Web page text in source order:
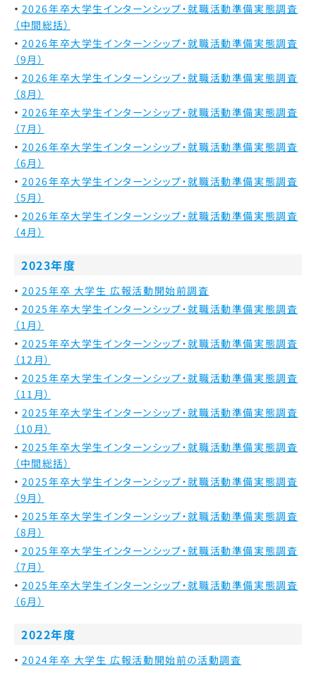
2026年卒大学生インターンシップ・就職活動準備実態調査
（中間総括）
2026年卒大学生インターンシップ・就職活動準備実態調査
（9月）
2026年卒大学生インターンシップ・就職活動準備実態調査
（8月）
2026年卒大学生インターンシップ・就職活動準備実態調査
（7月）
2026年卒大学生インターンシップ・就職活動準備実態調査
（6月）
2026年卒大学生インターンシップ・就職活動準備実態調査
（5月）
2026年卒大学生インターンシップ・就職活動準備実態調査
（4月）
2023年度
2025年卒 大学生 広報活動開始前調査
2025年卒大学生インターンシップ・就職活動準備実態調査
（1月）
2025年卒大学生インターンシップ・就職活動準備実態調査
（12月）
2025年卒大学生インターンシップ・就職活動準備実態調査
（11月）
2025年卒大学生インターンシップ・就職活動準備実態調査
（10月）
2025年卒大学生インターンシップ・就職活動準備実態調査
（中間総括）
2025年卒大学生インターンシップ・就職活動準備実態調査
（9月）
2025年卒大学生インターンシップ・就職活動準備実態調査
（8月）
2025年卒大学生インターンシップ・就職活動準備実態調査
（7月）
2025年卒大学生インターンシップ・就職活動準備実態調査
（6月）
2022年度
2024年卒 大学生 広報活動開始前の活動調査